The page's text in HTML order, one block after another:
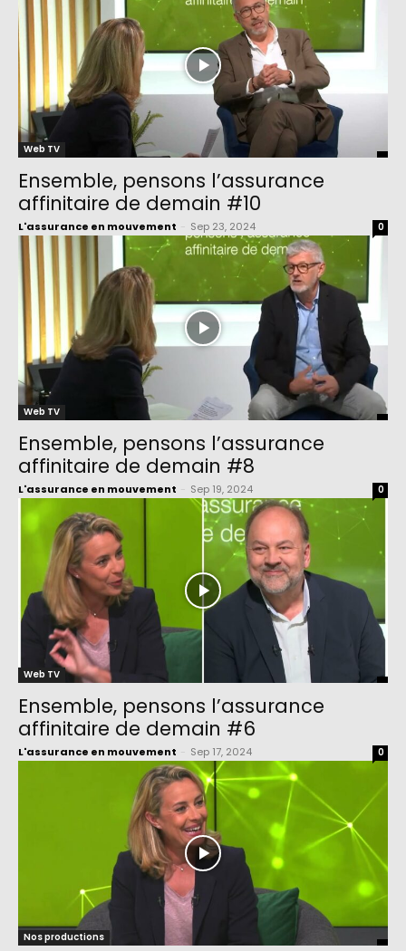
Web TV
Ensemble, pensons l’assurance
affinitaire de demain #10
L'assurance en mouvement Sep 23, 2024 0
Web TV
Ensemble, pensons l’assurance
affinitaire de demain #8
L'assurance en mouvement Sep 19, 2024 0
Web TV
Ensemble, pensons l’assurance
affinitaire de demain #6
L'assurance en mouvement Sep 17, 2024 0
Nos productions